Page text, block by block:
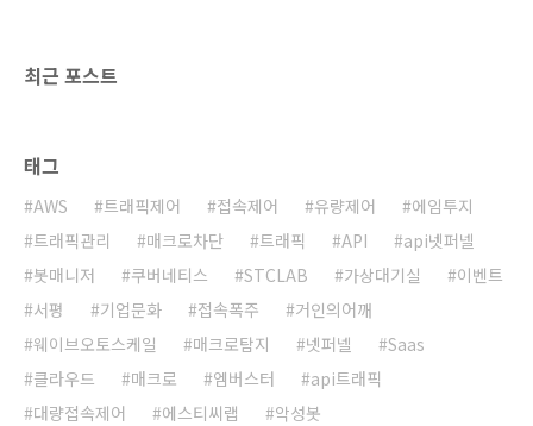
최근 포스트
태그
AWS 트래픽제어 접속제어 유량제어
에임투지
트래픽관리
매크로차단 트래픽 API
api넷퍼넬
봇매니저
쿠버네티스 STCLAB 가상대기실
이벤트
서평
기업문화 접속폭주
거인의어깨
웨이브오토스케일
매크로탐지 넷퍼넬
Saas
클라우드
매크로 엠버스터
api트래픽
대량접속제어
에스티씨랩 악성봇